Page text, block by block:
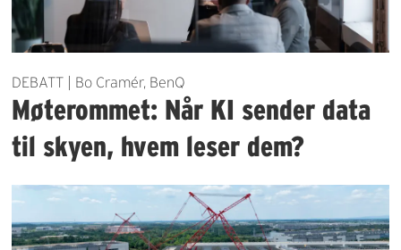
DEBATT | Bo Cramér, BenQ
Møterommet: Når KI sender data
til skyen, hvem leser dem?